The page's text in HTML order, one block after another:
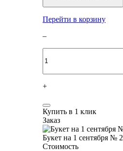
Перейти в корзину
–
+
Купить в 1 клик
Заказ
Букет на 1 сентября № 2
Стоимость